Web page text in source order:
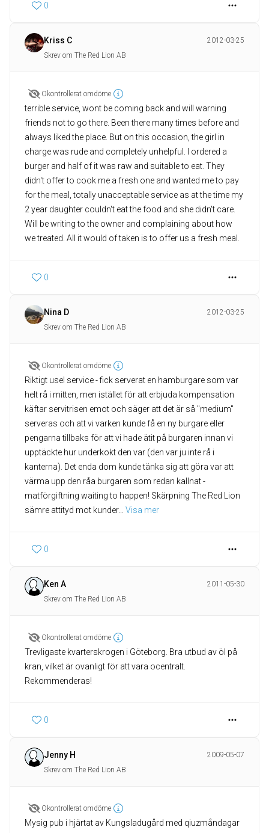
0
Kriss C
2012-03-25
Skrev om The Red Lion AB
Okontrollerat omdöme
terrible service, wont be coming back and will warning
friends not to go there. Been there many times before and
always liked the place. But on this occasion, the girl in
charge was rude and completely unhelpful. I ordered a
burger and half of it was raw and suitable to eat. They
didn't offer to cook me a fresh one and wanted me to pay
for the meal, totally unacceptable service as at the time my
2 year daughter couldn't eat the food and she didn't care.
Will be writing to the owner and complaining about how
we treated. All it would of taken is to offer us a fresh meal.
0
Nina D
2012-03-25
Skrev om The Red Lion AB
Okontrollerat omdöme
Riktigt usel service - fick serverat en hamburgare som var
helt rå i mitten, men istället för att erbjuda kompensation
käftar servitrisen emot och säger att det är så "medium"
serveras och att vi varken kunde få en ny burgare eller
pengarna tillbaks för att vi hade ätit på burgaren innan vi
upptäckte hur underkokt den var (den var ju inte rå i
kanterna). Det enda dom kunde tänka sig att göra var att
värma upp den råa burgaren som redan kallnat -
matförgiftning waiting to happen! Skärpning The Red Lion
sämre attityd mot kunder... Visa mer
0
Ken A
2011-05-30
Skrev om The Red Lion AB
Okontrollerat omdöme
Trevligaste kvarterskrogen i Göteborg. Bra utbud av öl på
kran, vilket är ovanligt för att vara ocentralt.
Rekommenderas!
0
Jenny H
2009-05-07
Skrev om The Red Lion AB
Okontrollerat omdöme
Mysig pub i hjärtat av Kungsladugård med qiuzmåndagar